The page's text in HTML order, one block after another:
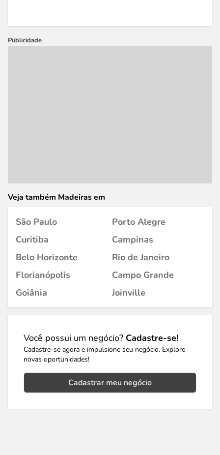
Publicidade
Veja também Madeiras em
São Paulo
Porto Alegre
Curitiba
Campinas
Belo Horizonte
Rio de Janeiro
Florianópolis
Campo Grande
Goiânia
Joinville
Você possui um negócio? Cadastre-se!
Cadastre-se agora e impulsione seu negócio. Explore
novas oportunidades!
Cadastrar meu negócio